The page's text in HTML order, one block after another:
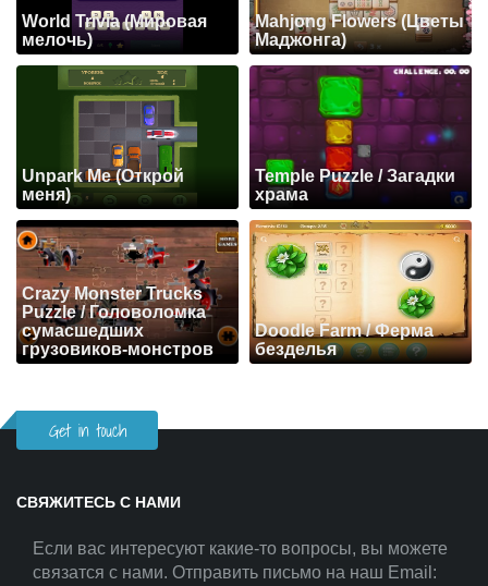
World Trivia (Мировая
мелочь)
Mahjong Flowers (Цветы
Маджонга)
Unpark Me (Открой
меня)
Temple Puzzle / Загадки
храма
Crazy Monster Trucks
Puzzle / Головоломка
сумасшедших
грузовиков-монстров
Doodle Farm / Ферма
безделья
Get in touch
СВЯЖИТЕСЬ С НАМИ
Если вас интересуют какие-то вопросы, вы можете
связатся с нами. Отправить письмо на наш Email: